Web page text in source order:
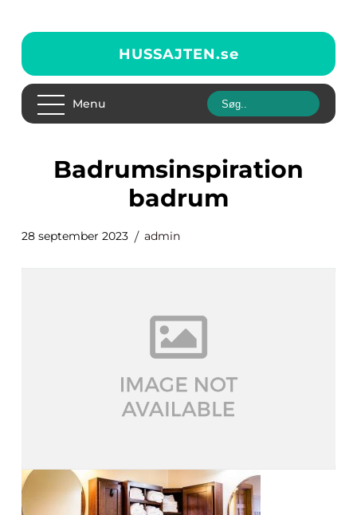
HUSSAJTEN.se
Menu
badrumsinspiration
badrum
28 september 2023 admin